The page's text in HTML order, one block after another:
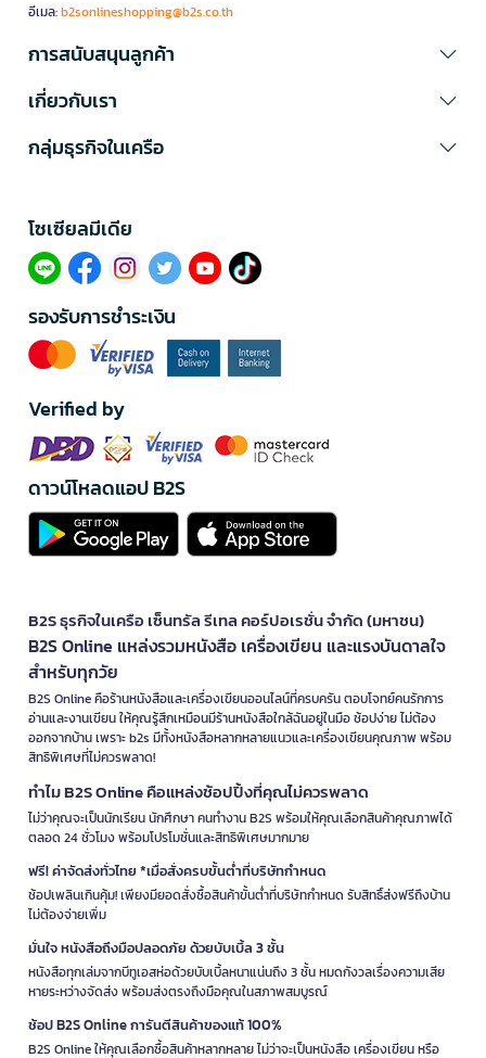
อีเมล:b2sonlineshopping@b2s.co.th
การสนับสนุนลูกค้า
เกี่ยวกับเรา
กลุ่มธุรกิจในเครือ
โซเซียลมีเดีย​
รองรับการชำระเงิน
Verified by
ดาวน์โหลดแอป B2S
B2S ธุรกิจในเครือ เซ็นทรัล รีเทล คอร์ปอเรชั่น จำกัด (มหาชน)
B2S Online แหล่งรวมหนังสือ เครื่องเขียน และแรงบันดาลใจ
สำหรับทุกวัย
B2S Online คือร้านหนังสือและเครื่องเขียนออนไลน์ที่ครบครัน ตอบโจทย์คนรักการ
อ่านและงานเขียน ให้คุณรู้สึกเหมือนมีร้านหนังสือใกล้ฉันอยู่ในมือ ช้อปง่าย ไม่ต้อง
ออกจากบ้าน เพราะ b2s มีทั้งหนังสือหลากหลายแนวและเครื่องเขียนคุณภาพ พร้อม
สิทธิพิเศษที่ไม่ควรพลาด!
ทำไม B2S Online คือแหล่งช้อปปิ้งที่คุณไม่ควรพลาด
ไม่ว่าคุณจะเป็นนักเรียน นักศึกษา คนทำงาน B2S พร้อมให้คุณเลือกสินค้าคุณภาพได้
ตลอด 24 ชั่วโมง พร้อมโปรโมชั่นและสิทธิพิเศษมากมาย
ฟรี! ค่าจัดส่งทั่วไทย *เมื่อสั่งครบขั้นต่ำที่บริษัทกำหนด
ช้อปเพลินเกินคุ้ม! เพียงมียอดสั่งซื้อสินค้าขั้นต่ำที่บริษัทกำหนด รับสิทธิ์ส่งฟรีถึงบ้าน
ไม่ต้องจ่ายเพิ่ม
มั่นใจ หนังสือถึงมือปลอดภัย ด้วยบับเบิ้ล 3 ชั้น
หนังสือทุกเล่มจากบีทูเอสห่อด้วยบับเบิ้ลหนาแน่นถึง 3 ชั้น หมดกังวลเรื่องความเสีย
หายระหว่างจัดส่ง พร้อมส่งตรงถึงมือคุณในสภาพสมบูรณ์
ช้อป B2S Online การันตีสินค้าของแท้ 100%
B2S Online ให้คุณเลือกซื้อสินค้าหลากหลาย ไม่ว่าจะเป็นหนังสือ เครื่องเขียน หรือ